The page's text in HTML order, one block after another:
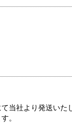
当社より発送いた
。